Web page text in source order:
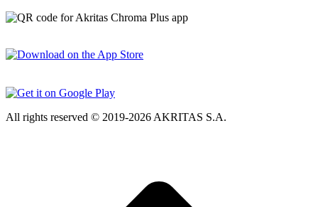
All rights reserved © 2019-2026 AKRITAS S.A.